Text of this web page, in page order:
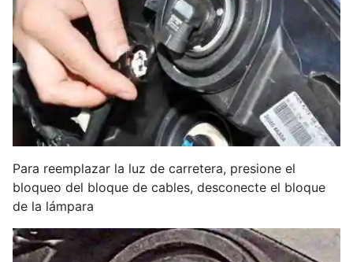
Para reemplazar la luz de carretera, presione el
bloqueo del bloque de cables, desconecte el bloque
de la lámpara